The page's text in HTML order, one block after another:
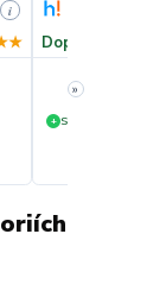
i
Doporučuje
+ slušná
»